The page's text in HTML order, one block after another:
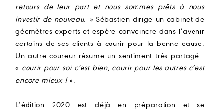
retours de leur part et nous sommes prêts à nous
investir de nouveau. »Sébastien dirige un cabinet de
géomètres experts et espère convaincre dans l’avenir
certains de ses clients à courir pour la bonne cause.
Un autre coureur résume un sentiment très partagé :
« courir pour soi c’est bien, courir pour les autres c’est
encore mieux ! ».
L’édition 2020 est déjà en préparation et se